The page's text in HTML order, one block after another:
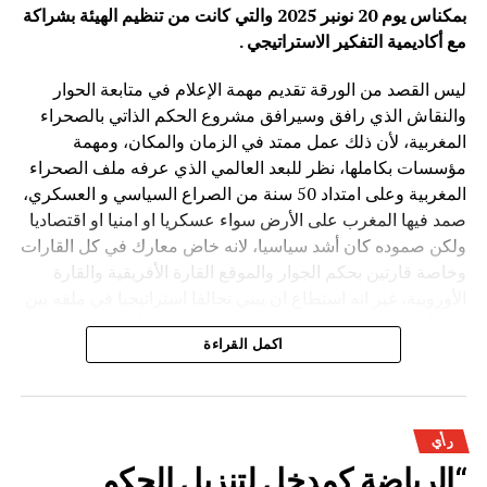
بمكناس يوم 20 نونبر 2025 والتي كانت من تنظيم الهيئة بشراكة
مع أكاديمية التفكير الاستراتيجي .
ليس القصد من الورقة تقديم مهمة الإعلام في متابعة الحوار
والنقاش الذي رافق وسيرافق مشروع الحكم الذاتي بالصحراء
المغربية، لأن ذلك عمل ممتد في الزمان والمكان، ومهمة
مؤسسات بكاملها، نظر للبعد العالمي الذي عرفه ملف الصحراء
المغربية وعلى امتداد 50 سنة من الصراع السياسي و العسكري،
صمد فيها المغرب على الأرض سواء عسكريا او امنيا او اقتصاديا
ولكن صموده كان أشد سياسيا، لانه خاض معارك في كل القارات
وخاصة قارتين بحكم الجوار والموقع القارة الأفريقية والقارة
دول أوربية لها حضور وقوة في ملف الصحراء لأسباب اقتصادية
تاريخية و الأهم انه انتزع بحكمة وهدوء سند الولايات المتحدة
نتناول في هذه الورقة المختصرة عناصر أساسية يمكن أن تكون
جزء من بوصلة إعلامية وأرضية لنقاش عميق تحت سؤال واحد :
ما هي مهمة الإعلام والصحافة بكل أجناسها في تطوير النقاش
اكمل القراءة
رأي